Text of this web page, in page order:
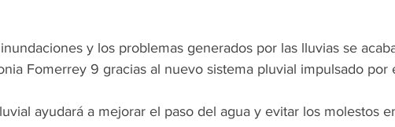
inundaciones y los problemas generados por las lluvias se
Fomerrey 9 gracias al nuevo sistema pluvial impulsado por
ayudará a mejorar el paso del agua y evitar los molestos